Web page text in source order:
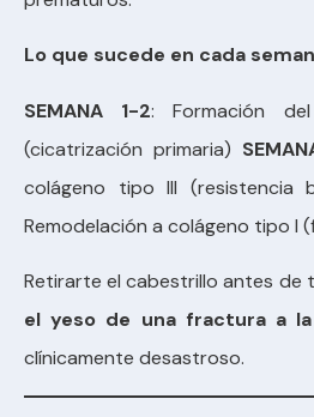
Lo que sucede en cada
SEMANA 1-2: Formación
(cicatrización primaria)
colágeno tipo III (resistencia
Remodelación a colágeno tipo I
Retirarte el cabestrillo antes de
el yeso de una fractura a
clínicamente desastroso.